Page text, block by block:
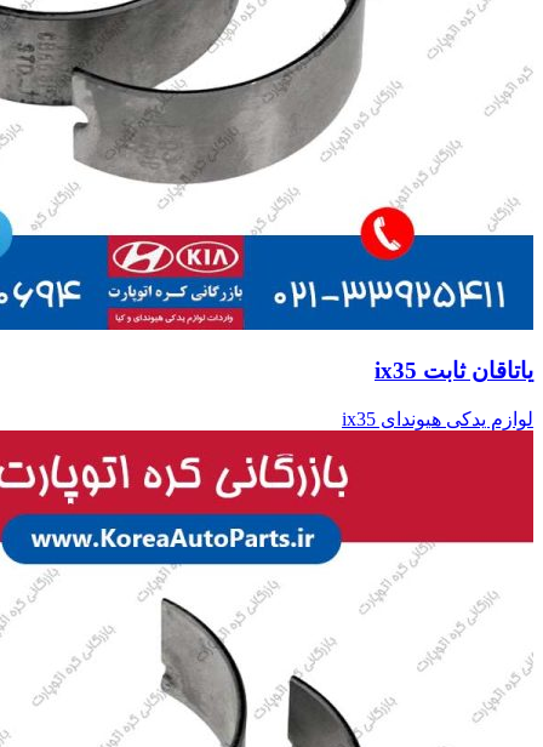
یاتاقان ثابت ix35
لوازم یدکی هیوندای ix35